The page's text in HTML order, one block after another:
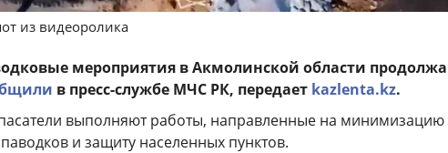
из видеоролика
мероприятия в Акмолинской области
в пресс-службе МЧС РК, передает kazlenta.kz.
выполняют работы, направленные на минимизацию
и защиту населенных пунктов.